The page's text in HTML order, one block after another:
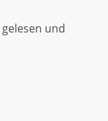
gelesen und